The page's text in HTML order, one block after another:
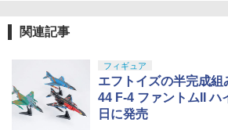
関連記事
フィギュア
エフトイズの半完成組
44 F-4 ファントムII ハ
日に発売